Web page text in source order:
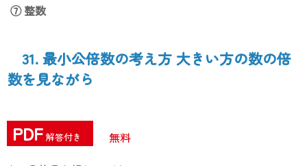
⑦ 整数
31. 最小公倍数の考え方 大きい方の数の倍
数を見ながら
PDF 解答付き
無料